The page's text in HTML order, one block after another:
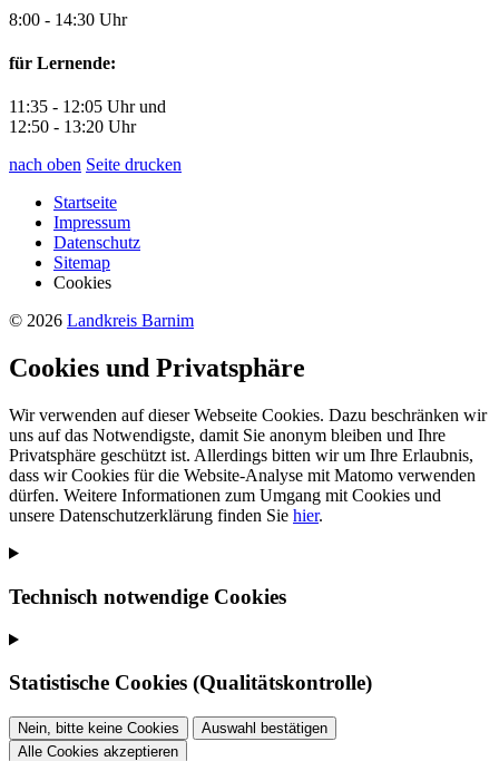
8:00 - 14:30 Uhr
für Lernende:
11:35 - 12:05 Uhr und
12:50 - 13:20 Uhr
nach oben Seite drucken
Startseite
Impressum
Datenschutz
Sitemap
Cookies
© 2026 Landkreis Barnim
Cookies und Privatsphäre
Wir verwenden auf dieser Webseite Cookies. Dazu beschränken wir
uns auf das Notwendigste, damit Sie anonym bleiben und Ihre
Privatsphäre geschützt ist. Allerdings bitten wir um Ihre Erlaubnis,
dass wir Cookies für die Website-Analyse mit Matomo verwenden
dürfen. Weitere Informationen zum Umgang mit Cookies und
unsere Datenschutzerklärung finden Sie hier.
Technisch notwendige Cookies
Statistische Cookies (Qualitätskontrolle)
Nein, bitte keine Cookies
Auswahl bestätigen
Alle Cookies akzeptieren